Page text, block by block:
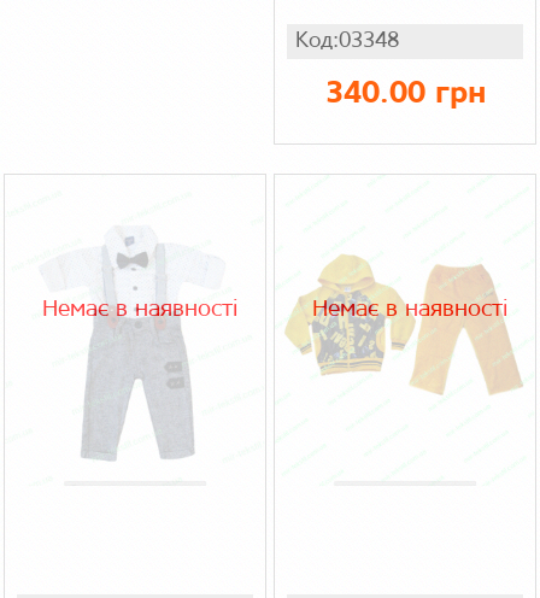
Код:03348
340.00 грн
Немає в наявності Немає в наявності